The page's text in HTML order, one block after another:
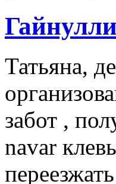
Татьяна,
забот ,
navar